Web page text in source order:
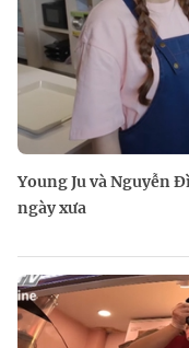
Young Ju và Nguyễn
ngày xưa